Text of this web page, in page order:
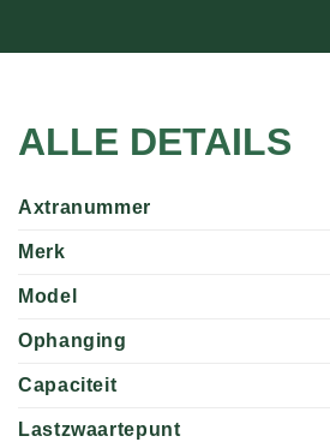
ALLE DETAILS
Axtranummer
Merk
Model
Ophanging
Capaciteit
Lastzwaartepunt